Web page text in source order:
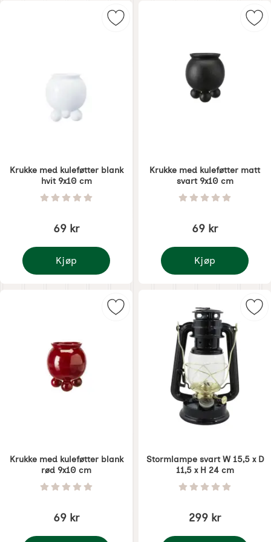
Krukke med kuleføtter blank
hvit 9x10 cm
Varenummer 8313Vurdering: 0 Stjerne av 5
69 kr
Kjøp
Krukke med kuleføtter blank hvit 9x10 cm
Merk krukke med kuleføtter
Krukke med kuleføtter matt
svart 9x10 cm
Varenummer 8314Vurdering: 0
69 kr
Kjøp
Krukke med
Krukke med kuleføtter blank
rød 9x10 cm
Varenummer 8315Vurdering: 0 Stjerne av 5
69 kr
Merk krukke med kuleføtter
Stormlampe svart W 15,5 x D
11,5 x H 24 cm
Varenummer 8436Vurdering: 0
299 kr